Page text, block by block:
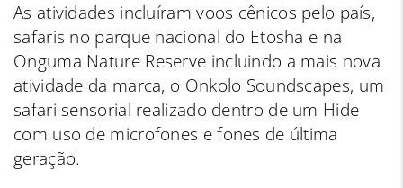
As atividades incluíram voos cênicos pelo país,
safaris no parque nacional do Etosha e na
Onguma Nature Reserve incluindo a mais nova
atividade da marca, o Onkolo Soundscapes, um
safari sensorial realizado dentro de um Hide
com uso de microfones e fones de última
geração.